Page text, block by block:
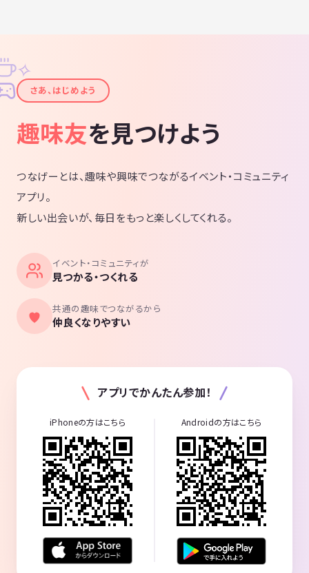
✦
✧
さあ、はじめよう
趣味友を見つけよう
つなげーとは、趣味や興味でつながるイベント・コミュニティ
アプリ。
新しい出会いが、毎日をもっと楽しくしてくれる。
イベント・コミュニティが
見つかる・つくれる
共通の趣味でつながるから
仲良くなりやすい
アプリでかんたん参加！
iPhoneの方はこちら Androidの方はこちら